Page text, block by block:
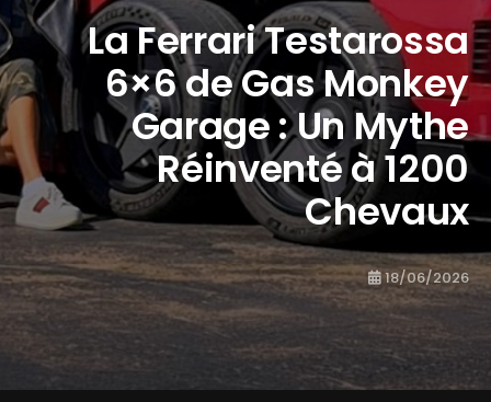
La Ferrari Testarossa
6×6 de Gas Monkey
Garage : Un Mythe
Réinventé à 1200
Chevaux
18/06/2026